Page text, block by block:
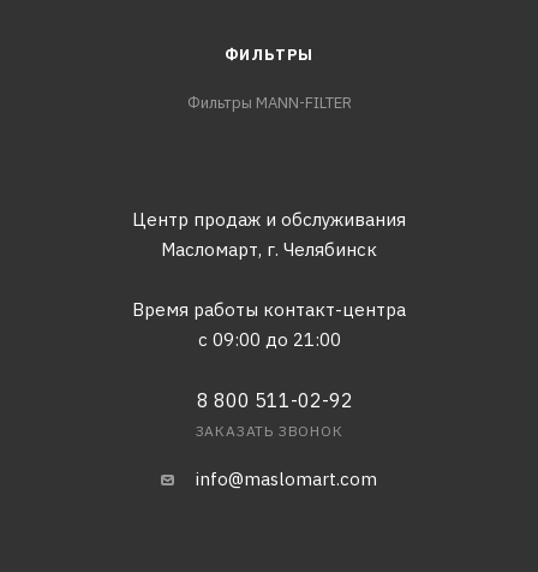
ФИЛЬТРЫ
Фильтры MANN-FILTER
Центр продаж и обслуживания
Масломарт, г. Челябинск
Время работы контакт-центра
с 09:00 до 21:00
8 800 511-02-92
ЗАКАЗАТЬ ЗВОНОК
info@maslomart.com